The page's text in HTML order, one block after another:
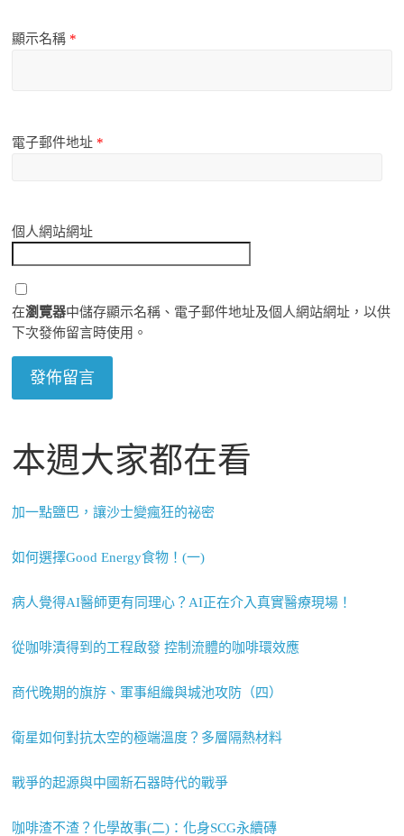
顯示名稱 *
電子郵件地址 *
個人網站網址
在瀏覽器中儲存顯示名稱、電子郵件地址及個人網站網址，以供
下次發佈留言時使用。
本週大家都在看
加一點鹽巴，讓沙士變瘋狂的祕密
如何選擇Good Energy食物！(一)
病人覺得AI醫師更有同理心？AI正在介入真實醫療現場！
從咖啡漬得到的工程啟發 控制流體的咖啡環效應
商代晚期的旗斿、軍事組織與城池攻防（四）
衛星如何對抗太空的極端溫度？多層隔熱材料
戰爭的起源與中國新石器時代的戰爭
咖啡渣不渣？化學故事(二)：化身SCG永續磚